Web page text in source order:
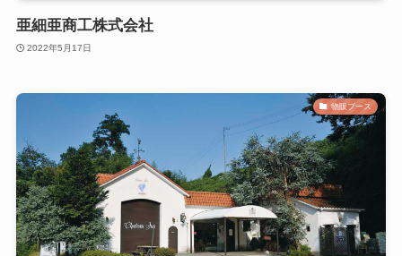
亜細亜商工株式会社
2022年5月17日
物販ブース